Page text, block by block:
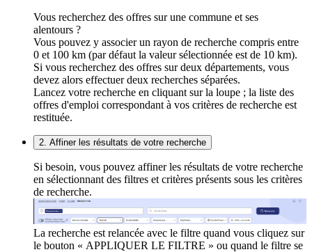
Vous recherchez des offres sur une commune et ses
alentours ?
Vous pouvez y associer un rayon de recherche compris entre
0 et 100 km (par défaut la valeur sélectionnée est de 10 km).
Si vous recherchez des offres sur deux départements, vous
devez alors effectuer deux recherches séparées.
Lancez votre recherche en cliquant sur la loupe ; la liste des
offres d'emploi correspondant à vos critères de recherche est
restituée.
2. Affiner les résultats de votre recherche
Si besoin, vous pouvez affiner les résultats de votre recherche
en sélectionnant des filtres et critères présents sous les critères
de recherche.
La recherche est relancée avec le filtre quand vous cliquez sur
le bouton « APPLIQUER LE FILTRE » ou quand le filtre se